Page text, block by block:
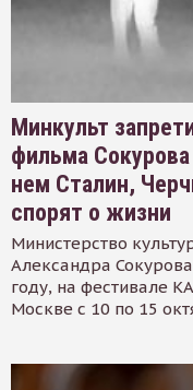
Минкульт
фильма
нем Сталин,
спорят о жизни
Министерство
Александра
году, на фестивале
Москве с 10 по 15